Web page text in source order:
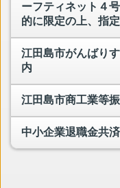
ーフティネット４
的に限定の上、指
江田島市がんばり
内
江田島市商工業等
中小企業退職金共